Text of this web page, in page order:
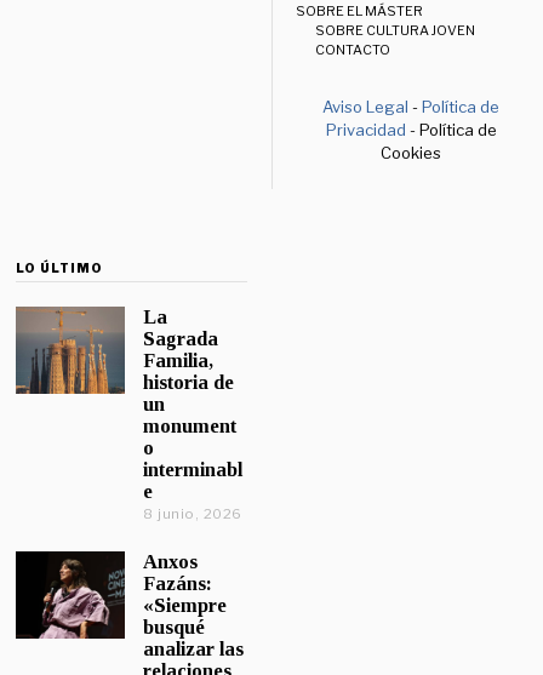
SOBRE EL MÁSTER
SOBRE CULTURA JOVEN
CONTACTO
Aviso Legal -Política de
Privacidad - Política de
Cookies
LO ÚLTIMO
La
Sagrada
Familia,
historia de
un
monument
o
interminabl
e
8 junio, 2026
Anxos
Fazáns:
«Siempre
busqué
analizar las